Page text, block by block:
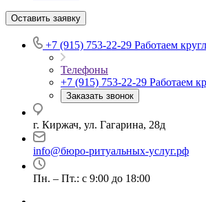
Оставить заявку
+7 (915) 753-22-29 Работаем
Телефоны
+7 (915) 753-22-29 Работаем
Заказать звонок
г. Киржач, ул. Гагарина, 28д
info@бюро-ритуальных-услуг.рф
Пн. – Пт.: с 9:00 до 18:00